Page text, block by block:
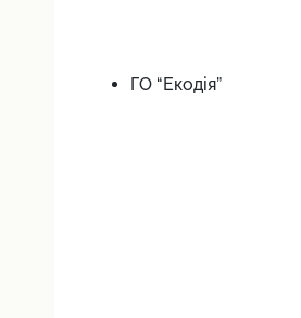
ГО “Екодія”